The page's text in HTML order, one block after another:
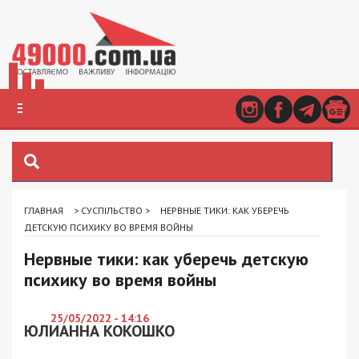
ГЛАВНАЯ > СУСПІЛЬСТВО >
НЕРВНЫЕ ТИКИ: КАК УБЕРЕЧЬ
ДЕТСКУЮ ПСИХИКУ ВО ВРЕМЯ ВОЙНЫ
Нервные тики: как уберечь детскую
психику во время войны
25/05/2022 - 14:16
ЮЛИАННА КОКОШКО